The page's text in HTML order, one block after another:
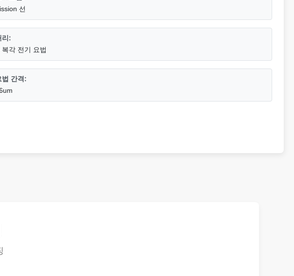
선
리:
복각 전기 요법
법 간격: